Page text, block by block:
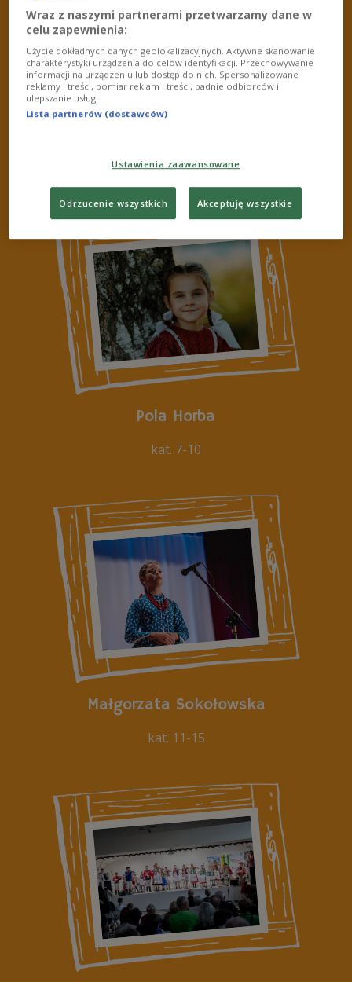
kat. 3-6
Pola Horba
kat. 7-10
Małgorzata Sokołowska
kat. 11-15
Wraz z naszymi partnerami przetwarzamy dane w
celu zapewnienia:
Użycie dokładnych danych geolokalizacyjnych. Aktywne skanowanie
charakterystyki urządzenia do celów identyfikacji. Przechowywanie
informacji na urządzeniu lub dostęp do nich. Spersonalizowane
reklamy i treści, pomiar reklam i treści, badnie odbiorców i
ulepszanie usług.
Lista partnerów (dostawców)
Ustawienia zaawansowane
Odrzucenie wszystkich Akceptuję wszystkie